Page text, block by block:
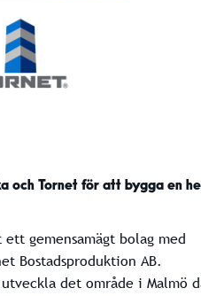
och Tornet för att bygga en
ett gemensamägt bolag med
Bostadsproduktion AB.
det område i Malmö